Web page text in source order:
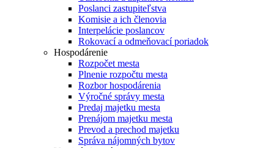
Poslanci zastupiteľstva
Komisie a ich členovia
Interpelácie poslancov
Rokovací a odmeňovací poriadok
Hospodárenie
Rozpočet mesta
Plnenie rozpočtu mesta
Rozbor hospodárenia
Výročné správy mesta
Predaj majetku mesta
Prenájom majetku mesta
Prevod a prechod majetku
Správa nájomných bytov